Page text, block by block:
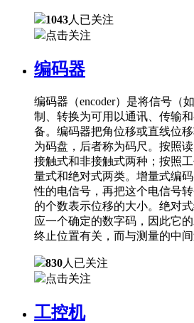
1043人已关注
点击关注
编码器
编码器（encoder）是将信号（
制、转换为可用以通讯、传输
备。编码器把角位移或直线位
为码盘，后者称为码尺。按照
接触式和非接触式两种；按照
量式和绝对式两类。增量式编
性的电信号，再把这个电信号
的个数表示位移的大小。绝对
应一个确定的数字码，因此它
终止位置有关，而与测量的中间
830人已关注
点击关注
工控机